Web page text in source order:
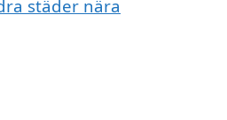
städer nära